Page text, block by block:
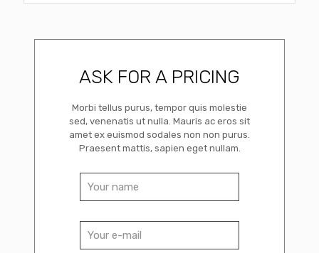
ASK FOR A PRICING
Morbi tellus purus, tempor quis molestie
sed, venenatis ut nulla. Mauris ac eros sit
amet ex euismod sodales non non purus.
Praesent mattis, sapien eget nullam.